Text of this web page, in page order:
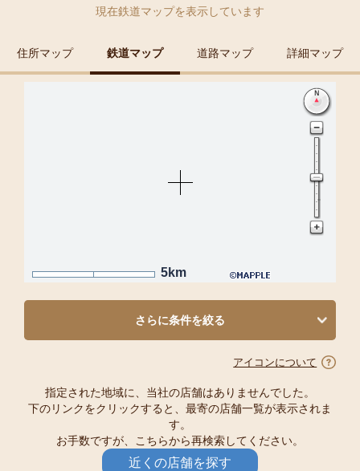
現在鉄道マップを表示しています
住所マップ 鉄道マップ 道路マップ 詳細マップ
5km
さらに条件を絞る
アイコンについて
指定された地域に、当社の店舗はありませんでした。
下のリンクをクリックすると、最寄の店舗一覧が表示されま
す。
お手数ですが、こちらから再検索してください。
近くの店舗を探す